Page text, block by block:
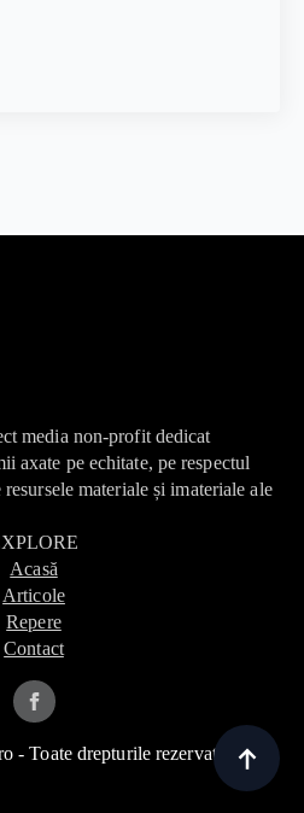
media non-profit dedicat
axate pe echitate, pe respectul
materiale și imateriale ale
Acasă
Articole
Repere
Contact
- Toate drepturile rezervate